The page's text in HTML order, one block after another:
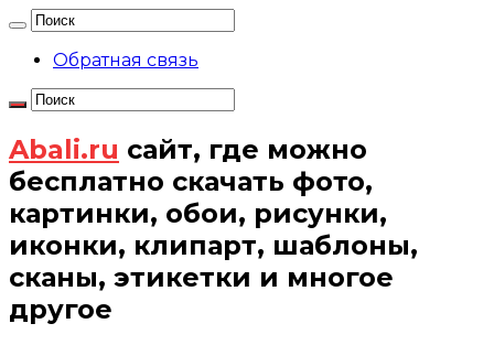
Обратная связь
Abali.ru сайт, где можно
бесплатно скачать фото,
картинки, обои, рисунки,
иконки, клипарт, шаблоны,
сканы, этикетки и многое
другое